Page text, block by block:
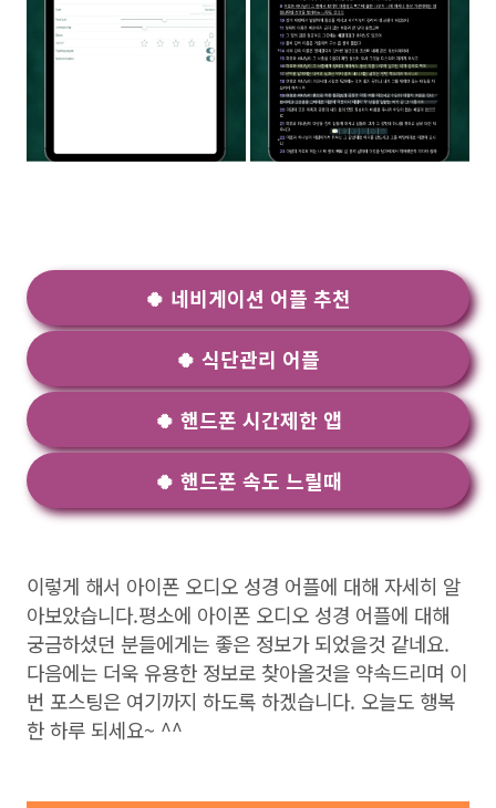
🍀 네비게이션 어플 추천
🍀 식단관리 어플
🍀 핸드폰 시간제한 앱
🍀 핸드폰 속도 느릴때
이렇게 해서 아이폰 오디오 성경 어플에 대해 자세히 알
아보았습니다.평소에 아이폰 오디오 성경 어플에 대해
궁금하셨던 분들에게는 좋은 정보가 되었을것 같네요.
다음에는 더욱 유용한 정보로 찾아올것을 약속드리며 이
번 포스팅은 여기까지 하도록 하겠습니다. 오늘도 행복
한 하루 되세요~ ^^